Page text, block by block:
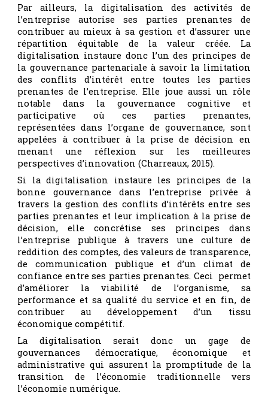
Par ailleurs, la digitalisation des activités de
l’entreprise autorise ses parties prenantes de
contribuer au mieux à sa gestion et d’assurer une
répartition équitable de la valeur créée. La
digitalisation instaure donc l’un des principes de
la gouvernance partenariale à savoir la limitation
des conflits d’intérêt entre toutes les parties
prenantes de l’entreprise. Elle joue aussi un rôle
notable dans la gouvernance cognitive et
participative où ces parties prenantes,
représentées dans l’organe de gouvernance, sont
appelées à contribuer à la prise de décision en
menant une réflexion sur les meilleures
perspectives d’innovation (Charreaux, 2015).
Si la digitalisation instaure les principes de la
bonne gouvernance dans l’entreprise privée à
travers la gestion des conflits d’intérêts entre ses
parties prenantes et leur implication à la prise de
décision, elle concrétise ses principes dans
l’entreprise publique à travers une culture de
reddition des comptes, des valeurs de transparence,
de communication publique et d’un climat de
confiance entre ses parties prenantes. Ceci permet
d’améliorer la viabilité de l’organisme, sa
performance et sa qualité du service et en fin, de
contribuer au développement d’un tissu
économique compétitif.
La digitalisation serait donc un gage de
gouvernances démocratique, économique et
administrative qui assurent la promptitude de la
transition de l’économie traditionnelle vers
l’économie numérique.